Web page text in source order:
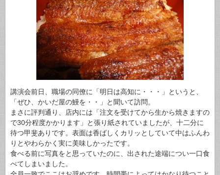
講演会前日、職場の同僚に「明日は高知に・・・」というと、
「ぜひ、かいだ屋の鰻を・・」と聞いて訪問。
まさに評判通り、店内には「注文を受けてから生から焼きますの
で30分程度かかります」と張り紙されていましたが、十二分に
待つ甲斐ありです。表面は香ばしくカリッとしていて中はふんわ
りとやわらかく実に美味しかったです。
食べる前に写真をと思っていたのに、出された途端につい一口食
べてしまいました。